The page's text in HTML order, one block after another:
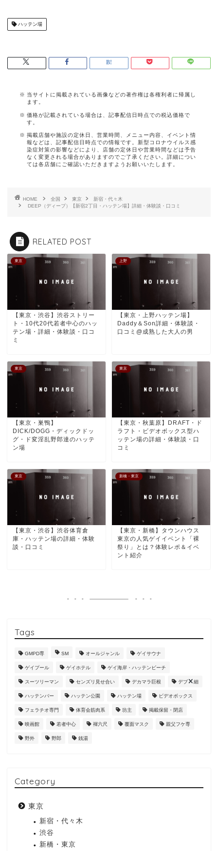
ハッテン場
当サイトに掲載されている画像などの著作権は各権利者に帰属し
ます。
価格が記載されている場合は、記事配信日時点での税込価格で
す。
掲載店舗や施設の定休日、営業時間、メニュー内容、イベント情
報などは、記事配信日時点での情報です。新型コロナウイルス感
染症対策の影響などにより、店舗の定休日や営業時間などは予告
なく変更される場合がありますのでご了承ください。詳細につい
ては各店舗にご確認いただきますようお願いいたします。
HOME 全国 東京
新宿・代々木
DEEP（ディープ）【新宿2丁目・ハッテン場】詳細・体験談・口コミ
RELATED POST
東京
【東京・渋谷】渋谷ストリー
ト・10代20代若者中心のハッ
テン場・詳細・体験談・口コ
ミ
上野
【東京・上野ハッテン場】
Daddy＆Son詳細・体験談・
口コミ@成熟した大人の男
東京
【東京・巣鴨】
DICK/DOGG・ディックドッ
グ・ド変淫乱野郎達のハッテ
ン場
東京
【東京・秋葉原】DRAFT・ド
ラフト・ビデオボックス型ハ
ッテン場の詳細・体験談・口
コミ
東京
【東京・渋谷】渋谷体育倉
庫・ハッテン場の詳細・体験
談・口コミ
新橋・東京
【東京・新橋】タウンハウス
東京の人気ゲイイベント「裸
祭り」とは？体験レポ＆イベ
ント紹介
Tags
GMPD専 SM オールジャンル ゲイサウナ
ゲイプール ゲイホテル ゲイ海岸・ハッテンビーチ
スーツリーマン センズリ見せ合い デカマラ巨根 デブ 細
ハッテンバー ハッテン公園 ハッテン場 ビデオボックス
フェラチオ専門 体育会筋肉系 坊主 掲載保留・閉店
映画館 若者中心 褌六尺 覆面マスク 親父フケ専
野外 野郎 銭湯
Category
東京
新宿・代々木
渋谷
新橋・東京